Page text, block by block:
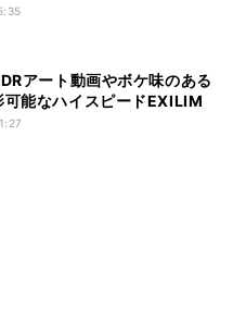
アート動画やボケ味のある
可能なハイスピードEXILIM